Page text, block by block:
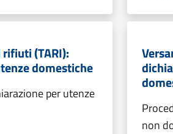
rifiuti (TARI):
domestiche
per utenze
non